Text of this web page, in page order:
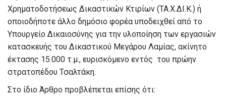
Χρηματοδοτήσεως Δικαστικών Κτιρίων (ΤΑ.Χ.ΔΙ.Κ.) ή
οποιοδήποτε άλλο δημόσιο φορέα υποδειχθεί από το
Υπουργείο Δικαιοσύνης για την υλοποίηση των εργασιών
κατασκευής του Δικαστικού Μεγάρου Λαμίας, ακίνητο
έκτασης 15.000 τ.μ., ευρισκόμενο εντός του πρώην
στρατοπέδου Τσαλτάκη.
Στο ίδιο Άρθρο προβλέπεται επίσης ότι: